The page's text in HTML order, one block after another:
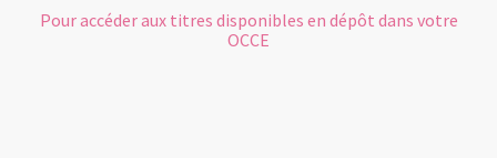
Pour accéder aux titres disponibles en dépôt dans votre
OCCE